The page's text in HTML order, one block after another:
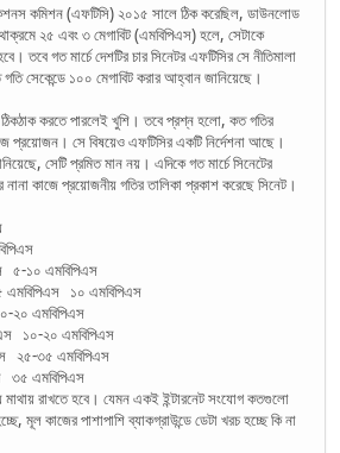
কমিশন (এফটিসি) ২০১৫ সালে ঠিক করেছিল, ডাউনলোড
২৫ এবং ৩ মেগাবিট (এমবিপিএস) হলে, সেটাকে
তবে গত মার্চে দেশটির চার সিনেটর এফটিসির সে নীতিমালা
সেকেন্ডে ১০০ মেগাবিট করার আহ্বান জানিয়েছে।
করতে পারলেই খুশি। তবে প্রশ্ন হলো, কত গতির
প্রয়োজন। সে বিষয়েও এফটিসির একটি নির্দেশনা আছে।
সেটি প্রমিত মান নয়। এদিকে গত মার্চে সিনেটের
নানা কাজে প্রয়োজনীয় গতির তালিকা প্রকাশ করেছে সিনেট।
৫-১০ এমবিপিএস
এমবিপিএস ১০ এমবিপিএস
২০ এমবিপিএস
১০-২০ এমবিপিএস
২৫-৩৫ এমবিপিএস
৩৫ এমবিপিএস
রাখতে হবে। যেমন একই ইন্টারনেট সংযোগ কতগুলো
মূল কাজের পাশাপাশি ব্যাকগ্রাউন্ডে ডেটা খরচ হচ্ছে কি না